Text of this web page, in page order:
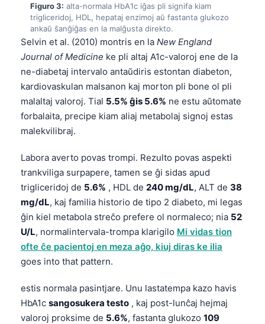
Figuro 3: alta-normala HbA1c iĝas pli signifa kiam
trigliceridoj, HDL, hepataj enzimoj aŭ fastanta glukozo
ankaŭ ŝanĝiĝas en la malĝusta direkto.
Selvin et al. (2010) montris en la New England
Journal of Medicine ke pli altaj A1c-valoroj ene de la
ne-diabetaj intervalo antaŭdiris estontan diabeton,
kardiovaskulan malsanon kaj morton pli bone ol pli
malaltaj valoroj. Tial 5.5% ĝis 5.6% ne estu aŭtomate
forbalaita, precipe kiam aliaj metabolaj signoj estas
malekvilibraj.
Labora averto povas trompi. Rezulto povas aspekti
trankviliga surpapere, tamen se ĝi sidas apud
trigliceridoj de 5.6% , HDL de 240 mg/dL, ALT de 38
mg/dL, kaj familia historio de tipo 2 diabeto, mi legas
ĝin kiel metabola streĉo prefere ol normaleco; nia 52
U/L, normalintervala-trompa klarigilo Mi vidas tion
ofte ĉe pacientoj en meza aĝo, kiuj diras ke ilia
goes into that pattern.
estis normala pasintjare. Unu lastatempa kazo havis
HbA1c sangosukera testo , kaj post-lunĉaj hejmaj
valoroj proksime de 5.6%, fastanta glukozo 109